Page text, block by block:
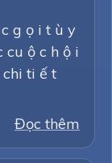
g ọ i t ù y
cu ộ c h ộ i
ti ế t
Đọc thêm